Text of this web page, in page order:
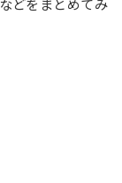
どをまとめてみ